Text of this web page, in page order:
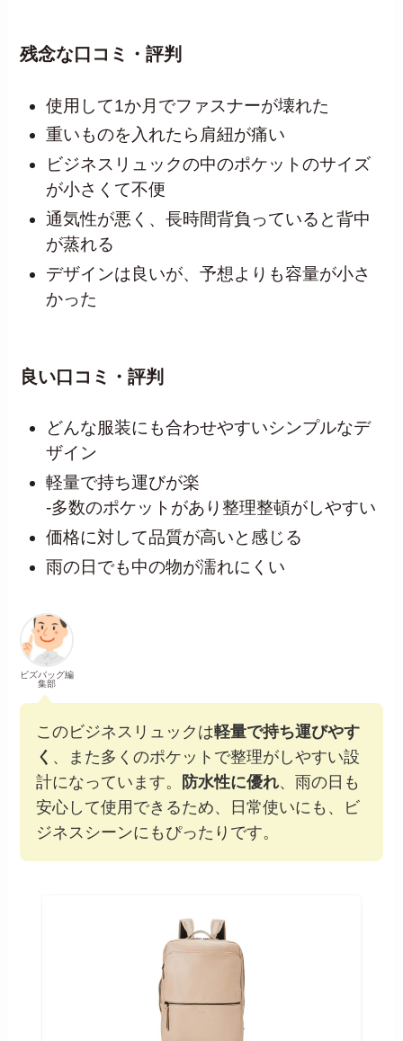
残念な口コミ・評判
使用して1か月でファスナーが壊れた
重いものを入れたら肩紐が痛い
ビジネスリュックの中のポケットのサイズ
が小さくて不便
通気性が悪く、長時間背負っていると背中
が蒸れる
デザインは良いが、予想よりも容量が小さ
かった
良い口コミ・評判
どんな服装にも合わせやすいシンプルなデ
ザイン
軽量で持ち運びが楽
-多数のポケットがあり整理整頓がしやすい
価格に対して品質が高いと感じる
雨の日でも中の物が濡れにくい
ビズバッグ編
集部
このビジネスリュックは軽量で持ち運びやす
く 、また多くのポケットで整理がしやすい設
計になっています。
防水性に優れ、雨の日も
安心して使用できるため、日常使いにも、ビ
ジネスシーンにもぴったりです。